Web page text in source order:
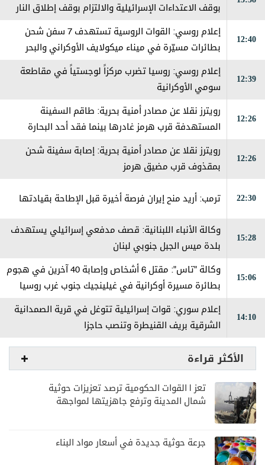
بوقف الاعتداءات الإسرائيلية والالتزام بوقف إطلاق النار
12:40
إعلام روسي: القوات الروسية تستهدف 7 سفن شحن
بطائرات مسيّرة في ميناء ميكولايف الأوكراني والبحر
12:39
إعلام روسي: روسيا تضرب مركزاً لوجستياً في مقاطعة
سومي الأوكرانية
12:26
رويترز نقلا عن مصادر أمنية بحرية: طاقم السفينة
المستهدفة قرب هرمز غادرها بينما فقد أحد البحارة
12:26
رويترز نقلا عن مصادر أمنية بحرية: إصابة سفينة شحن
بمقذوف قرب مضيق هرمز
22:30 ترمب: أريد منح إيران فرصة أخيرة قبل الإطاحة بقيادتها
15:28
وكالة الأنباء اللبنانية: قصف مدفعي إسرائيلي يستهدف
بلدة ميس الجبل جنوبي لبنان
15:06
وكالة "تاس": مقتل 6 أشخاص وإصابة 40 آخرين في هجوم
بطائرة مسيرة أوكرانية في غيلينجيك جنوب غرب روسيا
14:10
إعلام سوري: قوات إسرائيلية تتوغل في قرية الصمدانية
الشرقية بريف القنيطرة وتنصب حاجزا
الأكثر قراءة
تعز | القوات الحكومية ترصد تعزيزات حوثية
شمال المدينة وترفع جاهزيتها لمواجهة
جرعة حوثية جديدة في أسعار مواد البناء